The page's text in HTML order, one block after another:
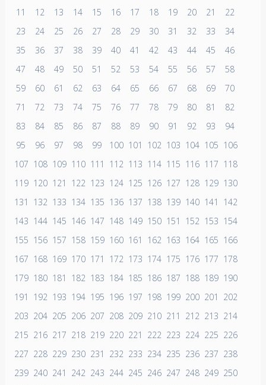
11 12 13 14 15 16 17 18 19 20 21
22
23
24 25 26 27 28 29 30 31 32 33
34
35
36 37 38 39 40 41 42 43 44 45
46
47
48 49 50 51 52 53 54 55 56 57
58
59
60 61 62 63 64 65 66 67 68 69
70
71
72 73 74 75 76 77 78 79 80 81
82
83
84 85 86 87 88 89 90 91 92 93
94
95
96 97 98 99 100 101 102 103 104 105 106
107 108 109 110 111 112 113 114 115 116 117 118
119 120 121 122 123 124 125 126 127 128 129 130
131
132 133 134 135 136 137 138 139 140 141
142
143 144 145 146 147 148 149 150 151 152 153 154
155 156 157 158 159 160 161 162 163 164 165 166
167 168 169 170 171 172 173 174 175 176 177 178
179 180 181 182 183 184 185 186 187 188 189 190
191
192 193 194 195 196 197 198 199 200 201
202
203 204 205 206 207 208 209 210 211 212 213 214
215 216 217 218 219 220 221 222 223 224 225 226
227 228 229 230 231 232 233 234 235 236 237 238
239 240 241 242 243 244 245 246 247 248 249 250